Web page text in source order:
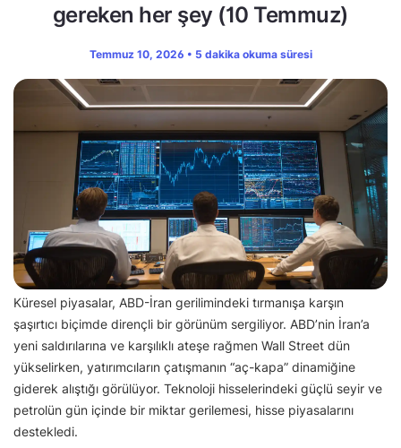
gereken her şey (10 Temmuz)
Temmuz 10, 2026 • 5 dakika okuma süresi
Küresel piyasalar, ABD-İran gerilimindeki tırmanışa karşın
şaşırtıcı biçimde dirençli bir görünüm sergiliyor. ABD’nin İran’a
yeni saldırılarına ve karşılıklı ateşe rağmen Wall Street dün
yükselirken, yatırımcıların çatışmanın “aç-kapa” dinamiğine
giderek alıştığı görülüyor. Teknoloji hisselerindeki güçlü seyir ve
petrolün gün içinde bir miktar gerilemesi, hisse piyasalarını
destekledi.